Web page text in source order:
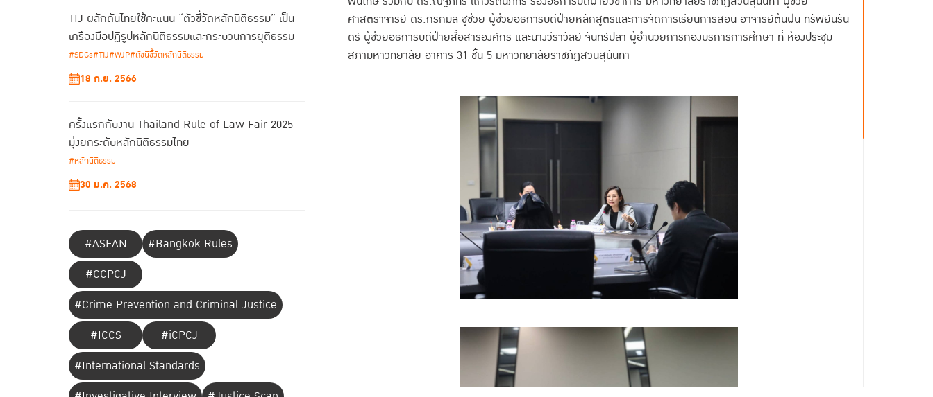
ศาสตราจารย์ ดร.กรกมล ชูช่วย ผู้ช่วยอธิการบดีฝ่ายหลักสูตรและการจัดการเรียนการสอน อาจารย์ต้นฝน ทรัพย์นิรัน
ดร์ ผู้ช่วยอธิการบดีฝ่ายสื่อสารองค์กร และนางวีราวัลย์ จันทร์ปลา ผู้อำนวยการกองบริการการศึกษา ที่ ห้องประชุม
สภามหาวิทยาลัย อาคาร 31 ชั้น 5 มหาวิทยาลัยราชภัฏสวนสุนันทา
TIJ ผลักดันไทยใช้คะแนน “ตัวชี้วัดหลักนิติธรรม” เป็น
เครื่องมือปฏิรูปหลักนิติธรรมและกระบวนการยุติธรรม
#SDGs#TIJ#WJP#ดัชนีชี้วัดหลักนิติธรรม
18 ก.ย. 2566
ครั้งแรกกับงาน Thailand Rule of Law Fair 2025
มุ่งยกระดับหลักนิติธรรมไทย
#หลักนิติธรรม
30 ม.ค. 2568
#ASEAN
#Bangkok Rules
#CCPCJ
#Crime Prevention and Criminal Justice
#ICCS
#iCPCJ
#International Standards